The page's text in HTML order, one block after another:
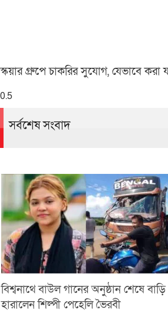
স্কয়ার গ্রুপে চাকরির সুযোগ, যেভাবে
সর্বশেষ সংবাদ
বিশ্বনাথে বাউল গানের অনুষ্ঠান শেষে
হারালেন শিল্পী পেহেলি ভৈরবী